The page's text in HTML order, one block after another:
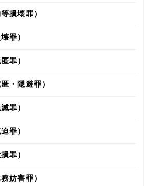
損壊罪）
罪）
罪）
・隠避罪）
罪）
罪）
罪）
妨害罪）